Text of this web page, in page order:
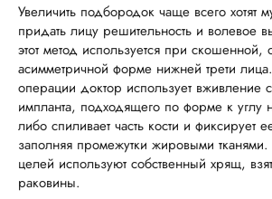
Увеличить подбородок чаще всего хотят
придать лицу решительность и волевое
этот метод используется при скошенной,
асимметричной форме нижней трети
операции доктор использует вживление
импланта, подходящего по форме к углу
либо спиливает часть кости и фиксирует
заполняя промежутки жировыми
целей используют собственный хрящ,
раковины.